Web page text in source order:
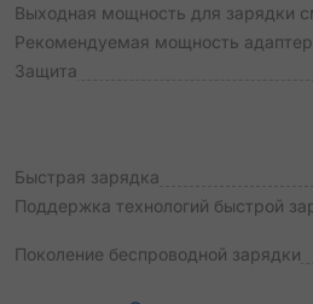
Выходная мощность для зарядки
Рекомендуемая мощность
Защита
Быстрая зарядка
Поддержка технологий быстрой
Поколение беспроводной зарядки